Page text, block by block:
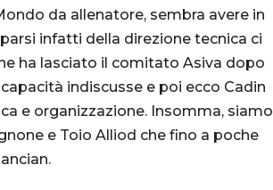
da allenatore, sembra avere in
infatti della direzione tecnica ci
ha lasciato il comitato Asiva dopo
indiscusse e poi ecco Cadin
e organizzazione. Insomma, siamo
e Toio Alliod che fino a poche